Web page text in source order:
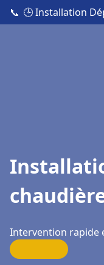
📞 🕒 Installation
Intervention rapide